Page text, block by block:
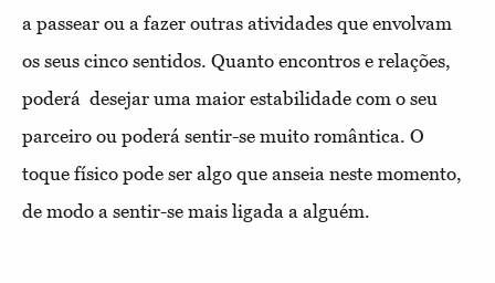
a passear ou a fazer outras atividades que envolvam
os seus cinco sentidos. Quanto encontros e relações,
poderá desejar uma maior estabilidade com o seu
parceiro ou poderá sentir-se muito romântica. O
toque físico pode ser algo que anseia neste momento,
de modo a sentir-se mais ligada a alguém.